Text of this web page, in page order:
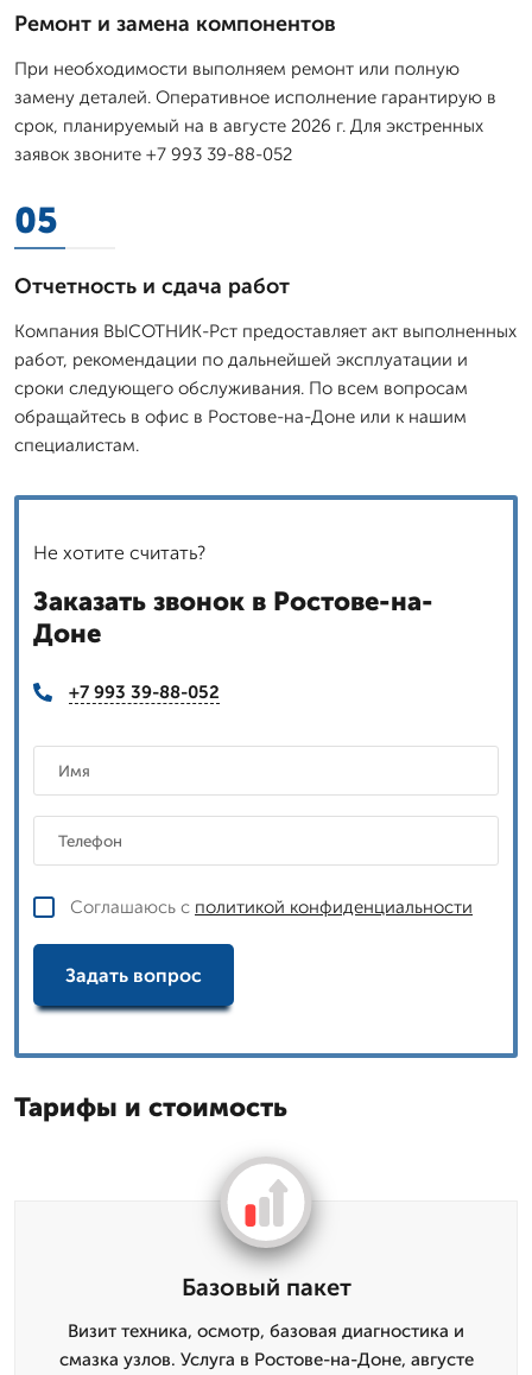
Ремонт и замена компонентов
При необходимости выполняем ремонт или полную
замену деталей. Оперативное исполнение гарантирую в
срок, планируемый на в августе 2026 г. Для экстренных
заявок звоните +7 993 39-88-052
05
Отчетность и сдача работ
Компания ВЫСОТНИК-Рст предоставляет акт выполненных
работ, рекомендации по дальнейшей эксплуатации и
сроки следующего обслуживания. По всем вопросам
обращайтесь в офис в Ростове-на-Доне или к нашим
специалистам.
Не хотите считать?
Заказать звонок в Ростове-на-
Доне
+7 993 39-88-052
Соглашаюсь с политикой конфиденциальности
Задать вопрос
Тарифы и стоимость
Базовый пакет
Визит техника, осмотр, базовая диагностика и
смазка узлов. Услуга в Ростове-на-Доне, августе